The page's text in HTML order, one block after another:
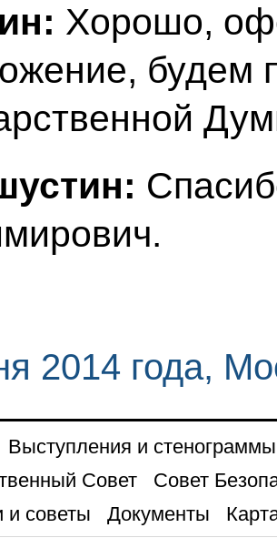
Хорошо,
будем
2014 года,
Выступления и стенограммы
Совет
Совет
и советы
Документы